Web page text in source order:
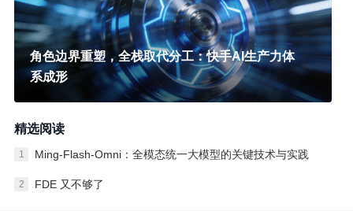
角色边界重塑，全栈取代分工：快手AI生产力体
系成形
精选阅读
1 Ming-Flash-Omni：全模态统一大模型的关键技术与实践
2 FDE 又不够了